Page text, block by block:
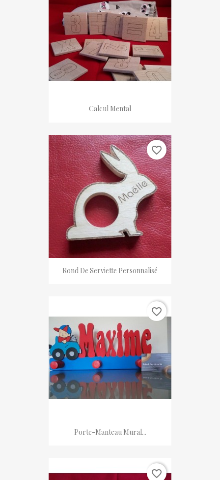
Calcul Mental
Rond De Serviette Personnalisé
favorite_border
Porte-Manteau Mural...
favorite_border
favorite_border